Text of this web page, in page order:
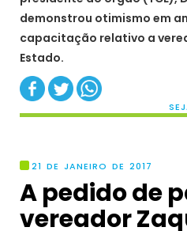
demonstrou otimismo em
capacitação relativo a
Estado.
21 DE JANEIRO DE 2017
A pedido de
vereador